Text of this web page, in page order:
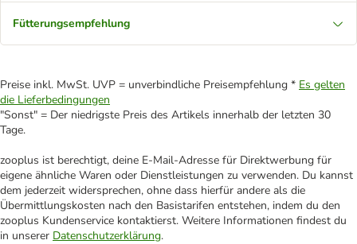
Fütterungsempfehlung
Preise inkl. MwSt. UVP = unverbindliche Preisempfehlung * Es gelten
die Lieferbedingungen
"Sonst" = Der niedrigste Preis des Artikels innerhalb der letzten 30
Tage.
zooplus ist berechtigt, deine E-Mail-Adresse für Direktwerbung für
eigene ähnliche Waren oder Dienstleistungen zu verwenden. Du kannst
dem jederzeit widersprechen, ohne dass hierfür andere als die
Übermittlungskosten nach den Basistarifen entstehen, indem du den
zooplus Kundenservice kontaktierst. Weitere Informationen findest du
in unserer Datenschutzerklärung.